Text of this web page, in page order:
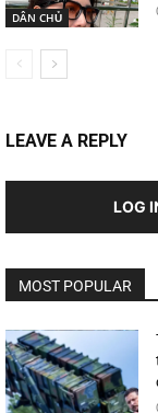
DÂN CHỦ
LEAVE A REPLY
LOG
MOST POPULAR